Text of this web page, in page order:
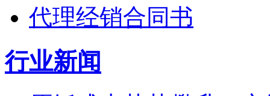
代理经销合同书
行业新闻